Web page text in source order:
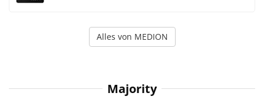
Alles von MEDION
Majority